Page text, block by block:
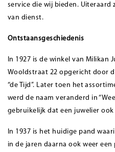
service die wij bieden.
van dienst.
Ontstaansgeschiedenis
In 1927 is de winkel van Milikan
Wooldstraat 22 opgericht door
“de Tijd”. Later toen het
werd de naam veranderd in
gebruikelijk dat een juwelier
In 1937 is het huidige pand
in de jaren daarna ook weer